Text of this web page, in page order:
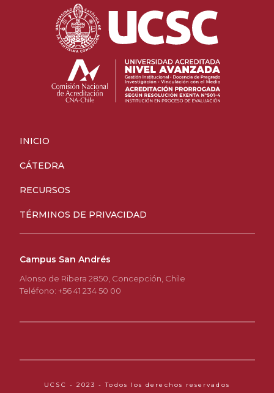
INICIO
CÁTEDRA
RECURSOS
TÉRMINOS DE PRIVACIDAD
Campus San Andrés
Alonso de Ribera 2850, Concepción, Chile
Teléfono: +56 41 234 50 00
UCSC - 2023 - Todos los derechos reservados